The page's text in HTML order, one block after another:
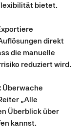
bietet.
direkt
die manuelle
reduziert wird.
Überwache
„Alle
Überblick über
kannst.